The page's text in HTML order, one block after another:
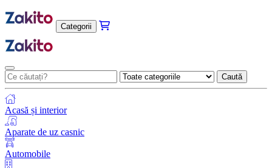
Categorii
Caută
Acasă și interior
Aparate de uz casnic
Automobile